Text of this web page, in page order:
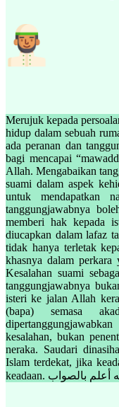
Merujuk kepada
hidup dalam sebuah
ada peranan dan
bagi mencapai
Allah. Mengabaikan
suami dalam aspek
untuk mendapatkan
tanggungjawabnya
memberi hak kepada
diucapkan dalam lafaz
tidak hanya terletak
khasnya dalam perkara
Kesalahan suami
tanggungjawabnya
isteri ke jalan Allah
(bapa) semasa
kesalahan, bukan
neraka. Saudari
Islam terdekat, jika